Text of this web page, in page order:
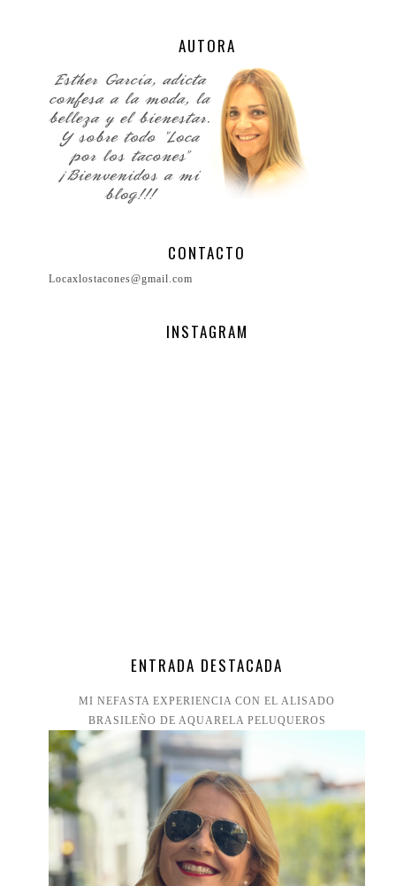
AUTORA
CONTACTO
Locaxlostacones@gmail.com
INSTAGRAM
ENTRADA DESTACADA
MI NEFASTA EXPERIENCIA CON EL ALISADO
BRASILEÑO DE AQUARELA PELUQUEROS